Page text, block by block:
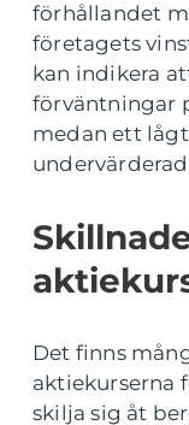
förhållandet
företagets
kan indikera
förväntningar
medan ett
Det finns
aktiekurserna
skilja sig åt